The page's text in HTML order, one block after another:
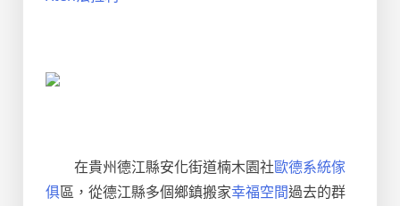
在貴州德江縣安化街道楠木園社歐德系統傢
俱區，從德江縣多個鄉鎮搬家幸福空間過去的群